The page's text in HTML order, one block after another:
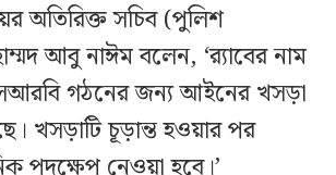
অতিরিক্ত সচিব (পুলিশ
আবু নাঈম বলেন, ‘র‍্যাবের নাম
গঠনের জন্য আইনের খসড়া
খসড়াটি চূড়ান্ত হওয়ার পর